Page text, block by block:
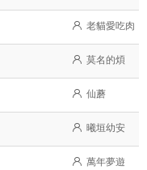
老貓愛吃肉
莫名的煩
仙蘑
曦垣幼安
萬年夢遊